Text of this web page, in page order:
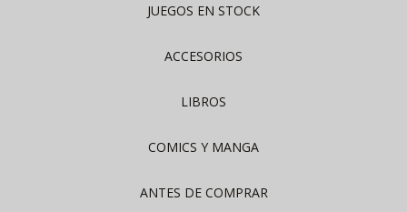
JUEGOS EN STOCK
ACCESORIOS
LIBROS
COMICS Y MANGA
ANTES DE COMPRAR